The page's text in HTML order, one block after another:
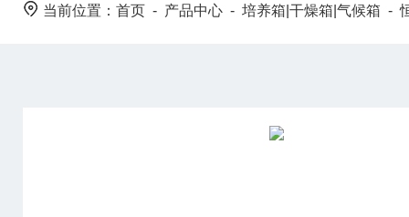
当前位置： 首页 - 产品中心 - 培养箱|干燥箱|气候箱 -